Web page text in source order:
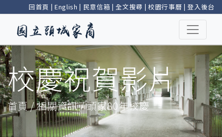
回首頁 | English | 民意信箱 |全文搜尋 | 校園行事曆 |登入後台
校慶祝賀影片
首頁 / 相關資訊 / 頭家80年校慶